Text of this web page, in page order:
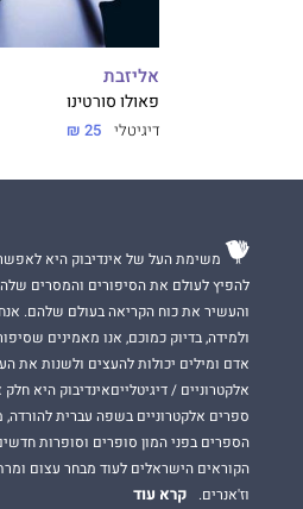
אליזבת
פאולו סורטינו
דיגיטלי 25 ₪
משימת העל של אינדיבוק היא
להפיץ לעולם את הסיפורים והמסרים
והעשיר את כוח הקריאה בעולם שלהם.
ולמידה, בדיוק כמוכם, אנו מאמינים
אדם ומילים יכולות להעצים ולשנות את
אלקטרוניים / דיגיטלייםאינדיבוק היא
ספרים אלקטרוניים בשפה עברית
הספרים בפני המון סופרים וסופרות
הקוראים הישראלים לעוד מבחר עצום
וז'אנרים.
קרא עוד